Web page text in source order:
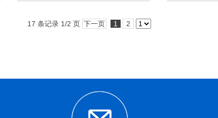
17 条记录 1/2 页 下一页 1 2